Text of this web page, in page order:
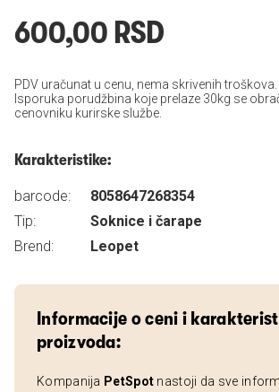
600,00 RSD
PDV uračunat u cenu, nema skrivenih troškova.
Isporuka porudžbina koje prelaze 30kg se
cenovniku kurirske službe.
Karakteristike:
barcode:
8058647268354
Tip:
Soknice i čarape
Brend:
Leopet
Informacije o ceni i
proizvoda:
Kompanija PetSpot nastoji da sve